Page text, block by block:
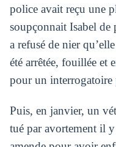
police avait reçu une
soupçonnait Isabel de
a refusé de nier
été arrêtée, fouillée et
pour un interrogatoire
Puis, en janvier, un
tué par avortement il